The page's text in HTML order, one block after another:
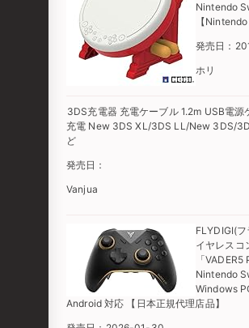
Nintendo
【
発売日：
ホリ
3DS充電器 充電ケーブル 1.2m USB電源
充電 New 3DS XL/3DS LL/New 3DS/
ど
発売日：
Vanjua
FLYDIGI(
イヤレスコ
「VADER5
Nintendo
Windows
Android 対応 【日本正規代理店品】